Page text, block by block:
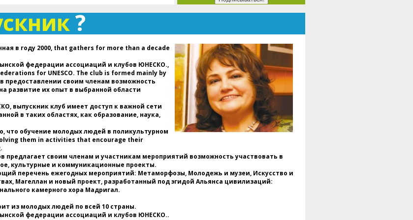
мировых федераций клубного
движения ЮНЕСКО, лидеры
сотрудничество и мир.
Мероприятие модерировал
доктор. Даниэль Попеску,
Почетный президент ENAFCAU,
Вице-президент по Европе
Всемирной федерации
ассоциаций и клубов ЮНЕСКО.
(ВФАКЮ), Президент Клуба
выпускников ЮНЕСКО и
генеральный секретарь
Во вступительном сообщении,
подчеркнула, что этот проект
представляет собой больше, чем
?
в году 2000, that gathers for more than a decade
федерации ассоциаций и клубов ЮНЕСКО.,
for UNESCO. The club is formed mainly by
предоставлении своим членам возможность
развитие их опыт в выбранной области
выпускник клуб имеет доступ к важной сети
в таких областях, как образование, наука,
что обучение молодых людей в поликультурном
them in activities that encourage their
предлагает своим членам и участникам мероприятий возможность участвовать в
культурные и коммуникационные проекты.
перечень ежегодных мероприятий: Метаморфозы, Молодежь и музеи, Искусство и
Магеллан и новый проект, разработанный под эгидой Альянса цивилизаций:
камерного хора Мадригал.
из молодых людей по всей 10 страны.
федерации ассоциаций и клубов ЮНЕСКО..